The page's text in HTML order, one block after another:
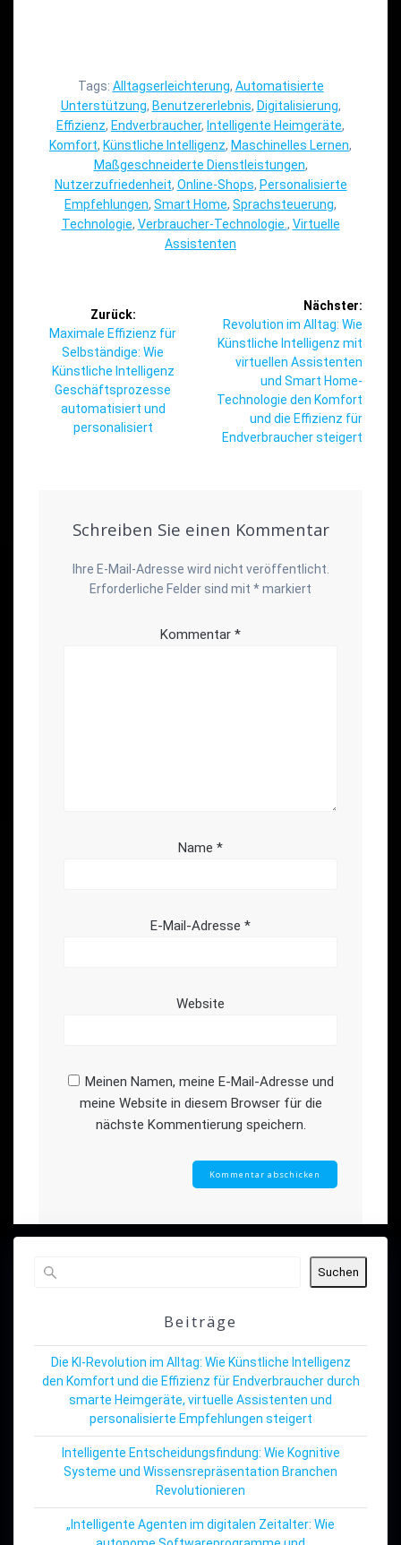
Tags: Alltagserleichterung, Automatisierte
Unterstützung, Benutzererlebnis, Digitalisierung,
Effizienz, Endverbraucher, Intelligente Heimgeräte,
Komfort, Künstliche Intelligenz, Maschinelles Lernen,
Maßgeschneiderte Dienstleistungen,
Nutzerzufriedenheit, Online-Shops, Personalisierte
Empfehlungen, Smart Home, Sprachsteuerung,
Technologie, Verbraucher-Technologie. , Virtuelle
Assistenten
Zurück:
Vorheriger
Beitrag:
Maximale Effizienz für
Selbständige: Wie
Künstliche Intelligenz
Geschäftsprozesse
automatisiert und
personalisiert
Nächster:
Nächster
Beitrag:
Revolution im Alltag: Wie
Künstliche Intelligenz mit
virtuellen Assistenten
und Smart Home-
Technologie den Komfort
und die Effizienz für
Endverbraucher steigert
Schreiben Sie einen Kommentar
Ihre E-Mail-Adresse wird nicht veröffentlicht.
Erforderliche Felder sind mit *markiert
Kommentar *
Name *
E-Mail-Adresse *
Website
Meinen Namen, meine E-Mail-Adresse und
meine Website in diesem Browser für die
nächste Kommentierung speichern.
Suchen
Beiträge
Die KI-Revolution im Alltag: Wie Künstliche Intelligenz
den Komfort und die Effizienz für Endverbraucher durch
smarte Heimgeräte, virtuelle Assistenten und
personalisierte Empfehlungen steigert
Intelligente Entscheidungsfindung: Wie Kognitive
Systeme und Wissensrepräsentation Branchen
Revolutionieren
„Intelligente Agenten im digitalen Zeitalter: Wie